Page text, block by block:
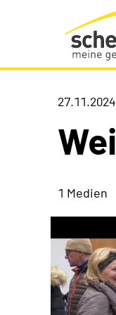
Gemeinde
27.11.2024
1 Medien